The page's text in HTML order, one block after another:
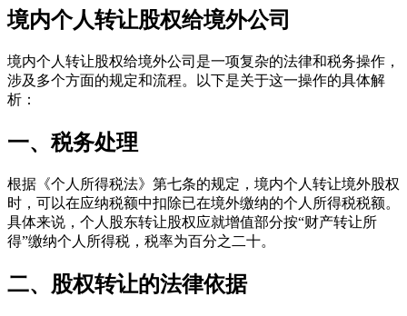
境内个人转让股权给境外公司
境内个人转让股权给境外公司是一项复杂的法律和税务操作，
涉及多个方面的规定和流程。以下是关于这一操作的具体解
析：
一、税务处理
根据《个人所得税法》第七条的规定，境内个人转让境外股权
时，可以在应纳税额中扣除已在境外缴纳的个人所得税税额。
具体来说，个人股东转让股权应就增值部分按“财产转让所
得”缴纳个人所得税，税率为百分之二十。
二、股权转让的法律依据